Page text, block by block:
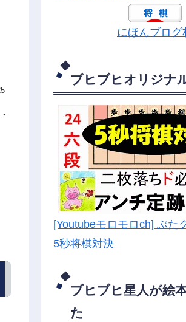
にほんブログ
ブヒブヒオリジナ
[Youtubeモロモロch] ぶ
5秒将棋対決
ブヒブヒ星人が絵
た